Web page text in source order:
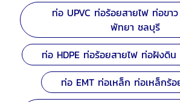
ท่อ UPVC ท่อร้อยสายไฟ ท่อขา
พัทยา ชลบุรี
ท่อ HDPE ท่อร้อยสายไฟ ท่อฝังดิ
ท่อ EMT ท่อเหล็ก ท่อเหล็กร้